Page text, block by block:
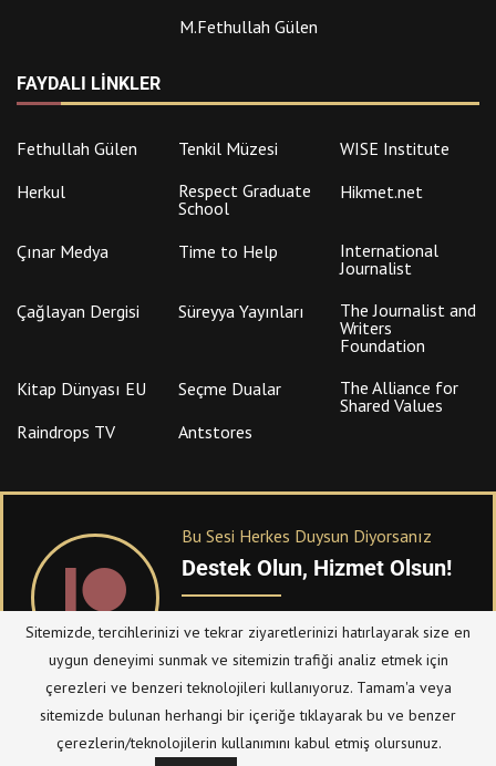
M.Fethullah Gülen
FAYDALI LINKLER
Fethullah Gülen Tenkil Müzesi
WISE Institute
Herkul
Respect Graduate
School
Hikmet.net
Çınar Medya Time to Help
International
Journalist
Çağlayan Dergisi
Süreyya Yayınları
The Journalist and
Writers
Foundation
Kitap Dünyası EU
Seçme Dualar
The Alliance for
Shared Values
Raindrops TV
Antstores
Bu Sesi Herkes Duysun Diyorsanız
Destek Olun, Hizmet Olsun!
PATREONüzerinden sitemize bağışta
bulanabilirsiniz.
Bize Ulaşın Taziye Defteri
Sitemizde, tercihlerinizi ve tekrar ziyaretlerinizi hatırlayarak size en
uygun deneyimi sunmak ve sitemizin trafiği analiz etmek için
çerezleri ve benzeri teknolojileri kullanıyoruz. Tamam'a veya
sitemizde bulunan herhangi bir içeriğe tıklayarak bu ve benzer
çerezlerin/teknolojilerin kullanımını kabul etmiş olursunuz.